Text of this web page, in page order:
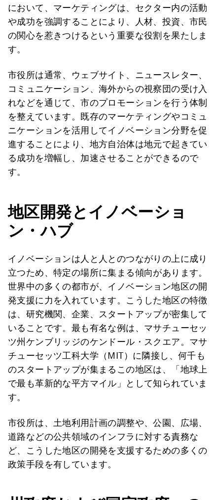
において、マーケティングは、セクター内の活動
や成功を強調することにより、人材、投資、市民
の関心を惹きつけるという重要な役割を果たしま
す。
市役所は通常、ウェブサイト、ニュースレター、
コミュニケーション、海外からの視察団の受け入
れなどを通じて、市のプロモーションを行う体制
を整えています。既存のマーケティングやコミュ
ニケーションを活用してイノベーション分野を促
進することにより、地方自治体は地元で起きてい
る成功を増幅し、加速させることができるので
す。
地区開発とイノベーショ
ン・ハブ
イノベーションは人と人とのつながりの上に成り
立つため、特定の場所に集まる傾向があります。
世界中の多くの都市が、イノベーション地区の開
発支援に力を入れています。こうした地区の特徴
は、研究機関、企業、スタートアップが密集して
いることです。最も有名な例は、マサチューセッ
ツ州ケンブリッジのケンドール・スクエア。マサ
チューセッツ工科大学（MIT）に隣接し、何千も
のスタートアップが集まるこの地区は、「地球上
で最も革新的な平方マイル」として知られていま
す。
市役所は、土地利用計画の調整や、公園、広場、
道路などの公共領域のインフラに対する責務な
ど、こうした地区の開発を支援するための多くの
政策手段を有しています。